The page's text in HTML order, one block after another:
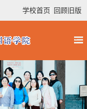
学校首页 回顾旧版